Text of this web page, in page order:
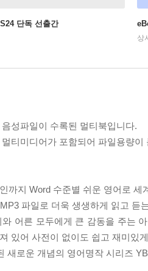
단독 선출간
상
성파일이 수록된 멀티북입니다.
티미디어가 포함되어 파일용량
까지 Word 수준별 쉬운 영어로 세
파일로 더욱 생생하게 읽고 듣
와 어른 모두에게 큰 감동을 주는
있어 사전이 없이도 쉽고 재미있
새로운 개념의 영어명작 시리즈